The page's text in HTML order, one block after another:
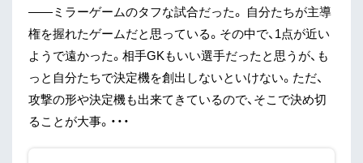
——ミラーゲームのタフな試合だった。 自分たちが主導
権を握れたゲームだと思っている。その中で、1点が近い
ようで遠かった。相手GKもいい選手だったと思うが、も
っと自分たちで決定機を創出しないといけない。ただ、
攻撃の形や決定機も出来てきているので、そこで決め切
ることが大事。・・・